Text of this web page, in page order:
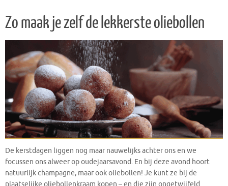
Zo maak je zelf de lekkerste oliebollen
De kerstdagen liggen nog maar nauwelijks achter ons en we
focussen ons alweer op oudejaarsavond. En bij deze avond hoort
natuurlijk champagne, maar ook oliebollen! Je kunt ze bij de
plaatselijke oliebollenkraam kopen – en die zijn ongetwijfeld